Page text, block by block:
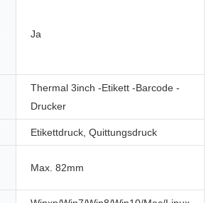
Ja
Thermal 3inch -Etikett -Barcode -
Drucker
Etikettdruck, Quittungsdruck
Max. 82mm